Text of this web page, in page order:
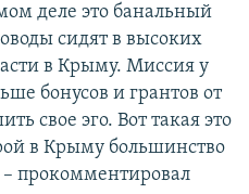
деле это банальный
сидят в высоких
в Крыму. Миссия у
бонусов и грантов от
свое эго. Вот такая это
в Крыму большинство
прокомментировал